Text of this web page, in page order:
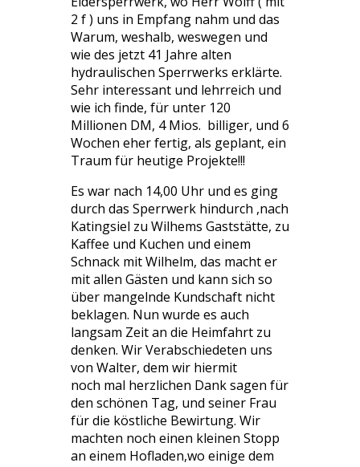
2 f ) uns in Empfang nahm und das
Warum, weshalb, weswegen und
wie des jetzt 41 Jahre alten
hydraulischen Sperrwerks erklärte.
Sehr interessant und lehrreich und
wie ich finde, für unter 120
Millionen DM, 4 Mios. billiger, und 6
Wochen eher fertig, als geplant, ein
Traum für heutige Projekte!!!
Es war nach 14,00 Uhr und es ging
durch das Sperrwerk hindurch ,nach
Katingsiel zu Wilhems Gaststätte, zu
Kaffee und Kuchen und einem
Schnack mit Wilhelm, das macht er
mit allen Gästen und kann sich so
über mangelnde Kundschaft nicht
beklagen. Nun wurde es auch
langsam Zeit an die Heimfahrt zu
denken. Wir Verabschiedeten uns
von Walter, dem wir hiermit
noch mal herzlichen Dank sagen für
den schönen Tag, und seiner Frau
für die köstliche Bewirtung. Wir
machten noch einen kleinen Stopp
an einem Hofladen,wo einige dem